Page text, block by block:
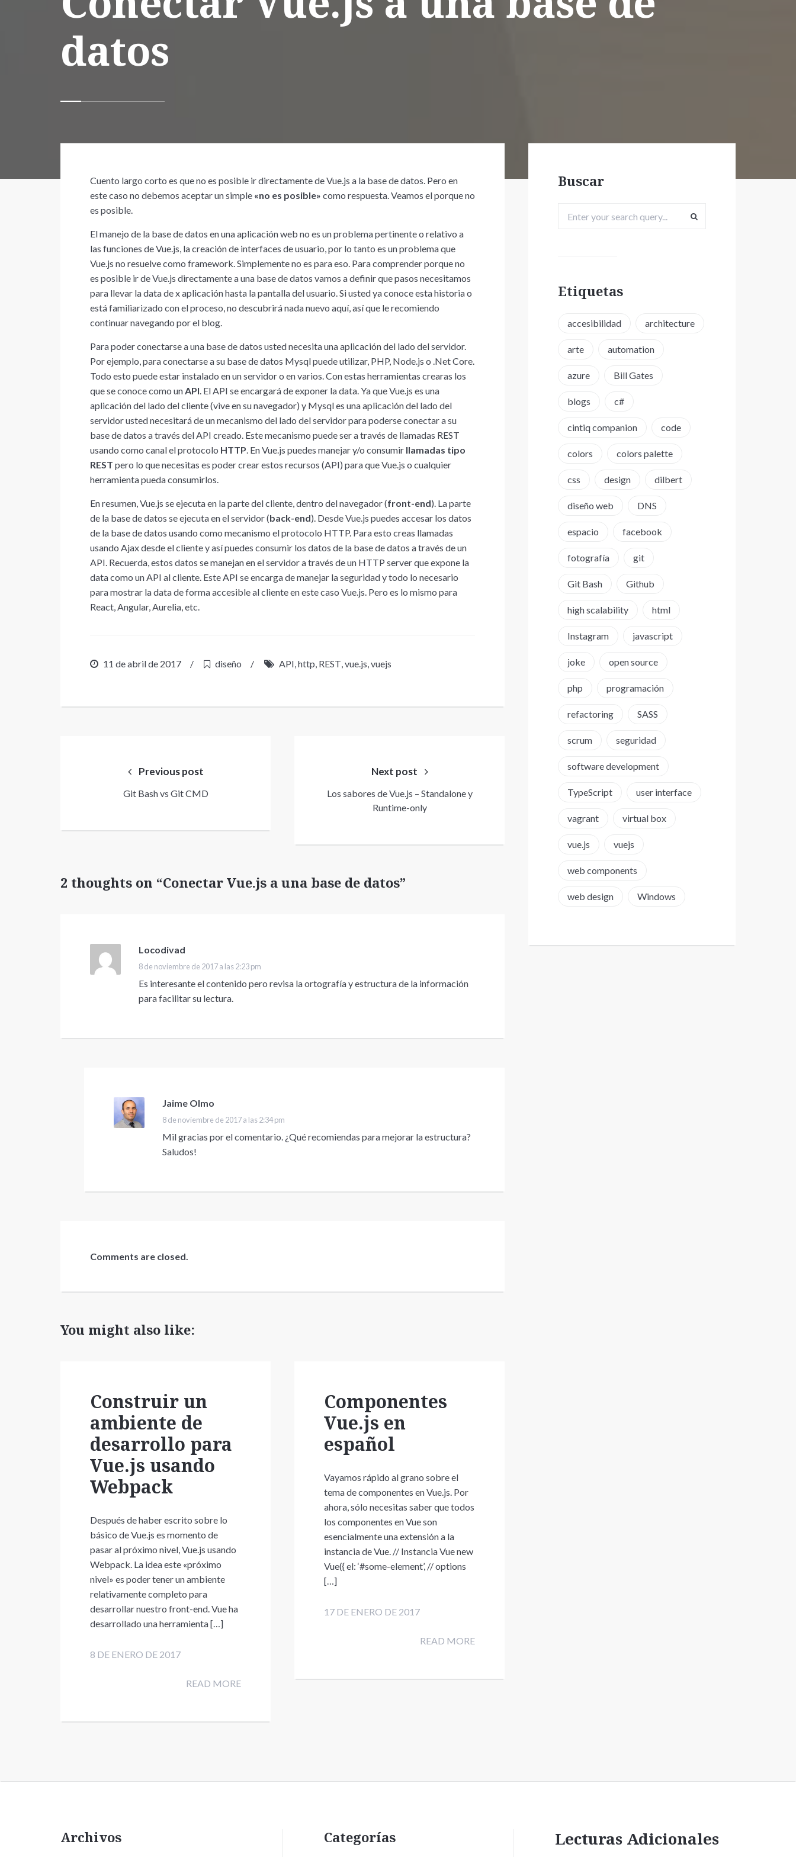
datos
Cuento largo corto es que no es posible ir directamente de Vue.js a la base de datos. Pero en
este caso no debemos aceptar un simple «no es posible» como respuesta. Veamos el porque no
es posible.
El manejo de la base de datos en una aplicación web no es un problema pertinente o relativo a
las funciones de Vue.js, la creación de interfaces de usuario, por lo tanto es un problema que
Vue.js no resuelve como framework. Simplemente no es para eso. Para comprender porque no
es posible ir de Vue.js directamente a una base de datos vamos a definir que pasos necesitamos
para llevar la data de x aplicación hasta la pantalla del usuario. Si usted ya conoce esta historia o
está familiarizado con el proceso, no descubrirá nada nuevo aquí, así que le recomiendo
continuar navegando por el blog.
Para poder conectarse a una base de datos usted necesita una aplicación del lado del servidor.
Por ejemplo, para conectarse a su base de datos Mysql puede utilizar, PHP, Node.js o .Net Core.
Todo esto puede estar instalado en un servidor o en varios. Con estas herramientas crearas los
que se conoce como unAPI. El API se encargará de exponer la data. Ya que Vue.js es una
aplicación del lado del cliente (vive en su navegador) y Mysql es una aplicación del lado del
servidor usted necesitará de un mecanismo del lado del servidor para poderse conectar a su
base de datos a través del API creado. Este mecanismo puede ser a través de llamadas REST
usando como canal el protocolo HTTP. En Vue.js puedes manejar y/o consumir llamadas tipo
REST pero lo que necesitas es poder crear estos recursos (API) para que Vue.js o cualquier
herramienta pueda consumirlos.
En resumen, Vue.js se ejecuta en la parte del cliente, dentro del navegador (front-end). La parte
de la base de datos se ejecuta en el servidor (back-end). Desde Vue.js puedes accesar los datos
de la base de datos usando como mecanismo el protocolo HTTP. Para esto creas llamadas
usando Ajax desde el cliente y así puedes consumir los datos de la base de datos a través de un
API. Recuerda, estos datos se manejan en el servidor a través de un HTTP server que expone la
data como un API al cliente. Este API se encarga de manejar la seguridad y todo lo necesario
para mostrar la data de forma accesible al cliente en este caso Vue.js. Pero es lo mismo para
React, Angular, Aurelia, etc.
11 de abril de 2017 / diseño / API,http, REST,vue.js,vuejs
entradas
Previous post
Git Bash vs Git CMD
Next post
Los sabores de Vue.js – Standalone y
Runtime-only
2 thoughts on “Conectar Vue.js a una base de datos”
Locodivad
8 de noviembre de 2017 a las 2:23 pm
Es interesante el contenido pero revisa la ortografía y estructura de la información
para facilitar su lectura.
Jaime Olmo
8 de noviembre de 2017 a las 2:34 pm
Mil gracias por el comentario. ¿Qué recomiendas para mejorar la estructura?
Saludos!
Comments are closed.
You might also like:
Construir un
ambiente de
desarrollo para
Vue.js usando
Webpack
Después de haber escrito sobre lo
básico de Vue.js es momento de
pasar al próximo nivel, Vue.js usando
Webpack. La idea este «próximo
nivel» es poder tener un ambiente
relativamente completo para
desarrollar nuestro front-end. Vue ha
desarrollado una herramienta […]
8 DE ENERO DE 2017
READ MORE
Componentes
Vue.js en
español
Vayamos rápido al grano sobre el
tema de componentes en Vue.js. Por
ahora, sólo necesitas saber que todos
los componentes en Vue son
esencialmente una extensión a la
instancia de Vue. // Instancia Vue new
Vue({ el: ‘#some-element’, // options
[…]
17 DE ENERO DE 2017
READ MORE
Buscar
Etiquetas
accesibilidad architecture
arte automation
azure Bill Gates
blogs c#
cintiq companion code
colors colors palette
css design dilbert
diseño web DNS
espacio facebook
fotografía git
Git Bash Github
high scalability html
Instagram javascript
joke open source
php programación
refactoring SASS
scrum seguridad
software development
TypeScript user interface
vagrant virtual box
vue.js vuejs
web components
web design Windows
Archivos Categorías Lecturas Adicionales